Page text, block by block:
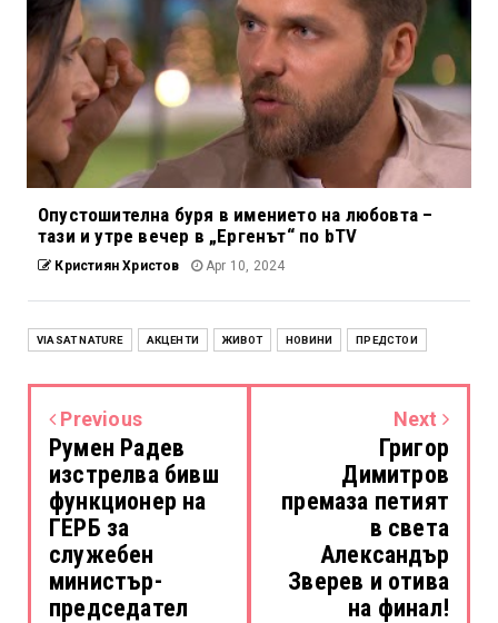
Опустошителна буря в имението на любовта –
тази и утре вечер в „Ергенът“ по bTV
Кристиян Христов Apr 10, 2024
VIASAT NATURE АКЦЕНТИ ЖИВОТ НОВИНИ ПРЕДСТОИ
Previous
Румен Радев
изстрелва бивш
функционер на
ГЕРБ за
служебен
министър-
председател
Next
Григор
Димитров
премаза петият
в света
Александър
Зверев и отива
на финал!